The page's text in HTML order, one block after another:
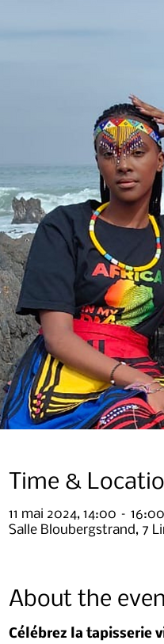
Time &
11 mai 2024, 14:00 – 16:00
Salle Bloubergstrand, 7
About the
Célébrez la tapisserie